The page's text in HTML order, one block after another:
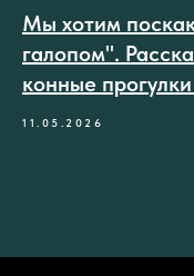
Мы хотим
галопом".
конные
11.05.2026